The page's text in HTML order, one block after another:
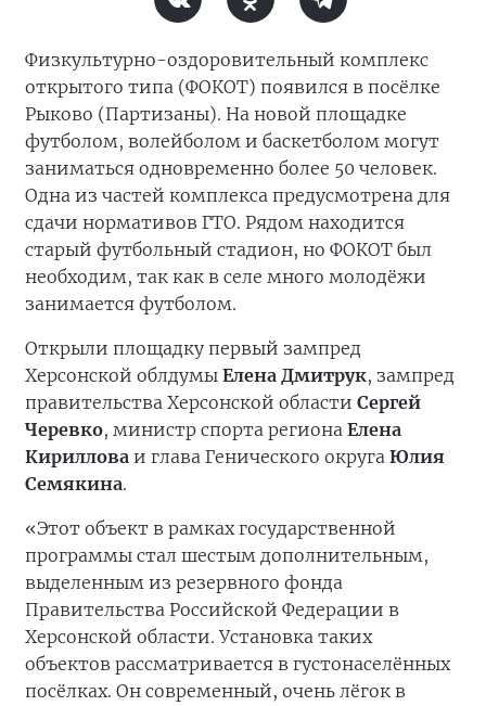
Физкультурно-оздоровительный комплекс
открытого типа (ФОКОТ) появился в посёлке
Рыково (Партизаны). На новой площадке
футболом, волейболом и баскетболом могут
заниматься одновременно более 50 человек.
Одна из частей комплекса предусмотрена для
сдачи нормативов ГТО. Рядом находится
старый футбольный стадион, но ФОКОТ был
необходим, так как в селе много молодёжи
занимается футболом.
Открыли площадку первый зампред
Херсонской облдумы Елена Дмитрук, зампред
правительства Херсонской области Сергей
Черевко, министр спорта региона Елена
Кириллова и глава Генического округа Юлия
Семякина.
«Этот объект в рамках государственной
программы стал шестым дополнительным,
выделенным из резервного фонда
Правительства Российской Федерации в
Херсонской области. Установка таких
объектов рассматривается в густонаселённых
посёлках. Он современный, очень лёгок в